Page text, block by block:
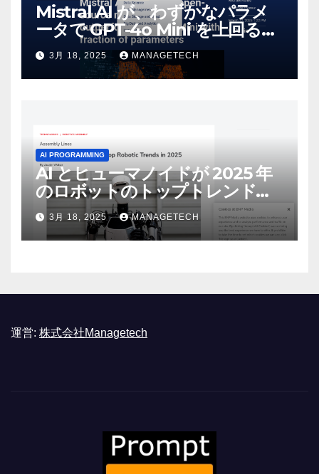
Mistral AI が、わずかなパラメ
ータで GPT-4o Mini を上回る新
しいオープンソース モデルをリ
リース | VentureBeat
3月 18, 2025 MANAGETECH
AI PROGRAMMING
AI とヒューマノイドが 2025 年
のロボットのトップトレンドに |
ASSEMBLY
3月 18, 2025 MANAGETECH
運営: 株式会社Managetech